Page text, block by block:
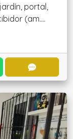
portal,
(am....
POR